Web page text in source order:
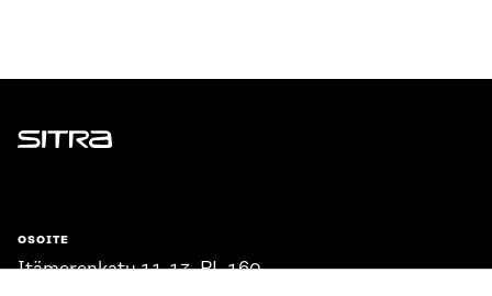
Sitra
OSOITE
Itämerenkatu 11-13, PL 160,